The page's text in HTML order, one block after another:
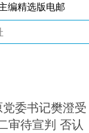
编精选版电邮
委书记樊澄受
审待宣判 否认